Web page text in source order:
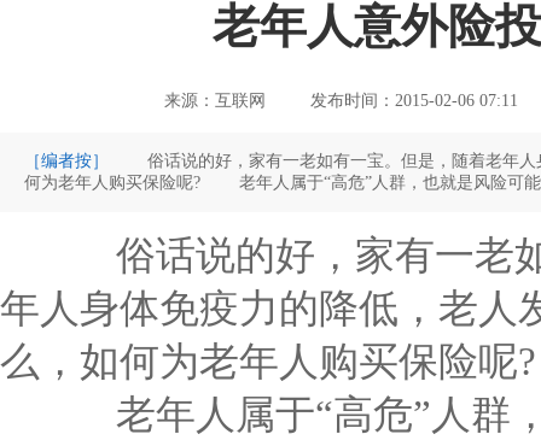
老年人意外险
来源：互联网 发布时间：2015-02-06 07:11
［编者按］
俗话说的好，家有一老如有一宝。但是，随着老年人
何为老年人购买保险呢? 老年人属于“高危”人群，也就是风险可能性大的人群，平日里出现个小摔伤对于老年人来说都是一
俗话说的好，家有一老
年人身体免疫力的降低，老人
么，如何为老年人购买保险呢?
老年人属于“高危”人群